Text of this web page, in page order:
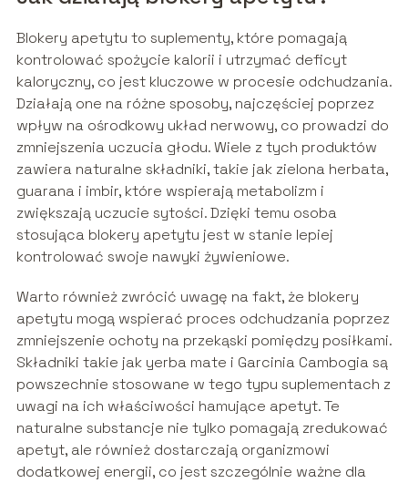
Blokery apetytu to suplementy, które pomagają
kontrolować spożycie kalorii i utrzymać deficyt
kaloryczny, co jest kluczowe w procesie odchudzania.
Działają one na różne sposoby, najczęściej poprzez
wpływ na ośrodkowy układ nerwowy, co prowadzi do
zmniejszenia uczucia głodu. Wiele z tych produktów
zawiera naturalne składniki, takie jak zielona herbata,
guarana i imbir, które wspierają metabolizm i
zwiększają uczucie sytości. Dzięki temu osoba
stosująca blokery apetytu jest w stanie lepiej
kontrolować swoje nawyki żywieniowe.
Warto również zwrócić uwagę na fakt, że blokery
apetytu mogą wspierać proces odchudzania poprzez
zmniejszenie ochoty na przekąski pomiędzy posiłkami.
Składniki takie jak yerba mate i Garcinia Cambogia są
powszechnie stosowane w tego typu suplementach z
uwagi na ich właściwości hamujące apetyt. Te
naturalne substancje nie tylko pomagają zredukować
apetyt, ale również dostarczają organizmowi
dodatkowej energii, co jest szczególnie ważne dla